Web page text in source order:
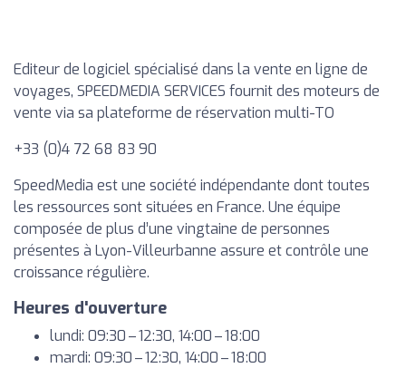
Editeur de logiciel spécialisé dans la vente en ligne de
voyages, SPEEDMEDIA SERVICES fournit des moteurs de
vente via sa plateforme de réservation multi-TO
+33 (0)4 72 68 83 90
SpeedMedia est une société indépendante dont toutes
les ressources sont situées en France. Une équipe
composée de plus d’une vingtaine de personnes
présentes à Lyon-Villeurbanne assure et contrôle une
croissance régulière.
Heures d'ouverture
lundi: 09:30 – 12:30, 14:00 – 18:00
mardi: 09:30 – 12:30, 14:00 – 18:00